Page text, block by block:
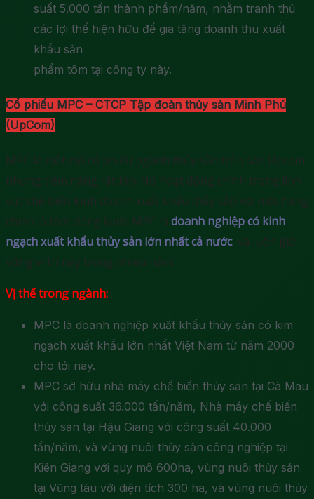
suất 5.000 tấn thành phẩm/năm, nhằm tranh thủ
các lợi thế hiện hữu để gia tăng doanh thu xuất
khẩu sản
phẩm tôm tại công ty này.
Cổ phiếu MPC – CTCP Tập đoàn thủy sản Minh Phú
(UpCom)
MPC là một mã cổ phiếu ngành thủy sản trên sàn Upcom
nhưng tiềm năng rất lớn. Nó hoạt động chính trong lĩnh
vực chế biến kinh doanh xuất khẩu thủy sản với mặt hàng
chính là tôm đông lạnh. MPC là doanh nghiệp có kinh
ngạch xuất khẩu thủy sản lớn nhất cả nước, và luôn giữ
vững vị trí này trong nhiêu năm.
Vị thế trong ngành:
MPC là doanh nghiệp xuất khẩu thủy sản có kim
ngạch xuất khẩu lớn nhất Việt Nam từ năm 2000
cho tới nay.
MPC sở hữu nhà máy chế biến thủy sản tại Cà Mau
với công suất 36.000 tấn/năm, Nhà máy chế biến
thủy sản tại Hậu Giang với công suất 40.000
tấn/năm, và vùng nuôi thủy sản công nghiệp tại
Kiên Giang với quy mô 600ha, vùng nuôi thủy sản
tại Vũng tàu với diện tích 300 ha, và vùng nuôi thủy